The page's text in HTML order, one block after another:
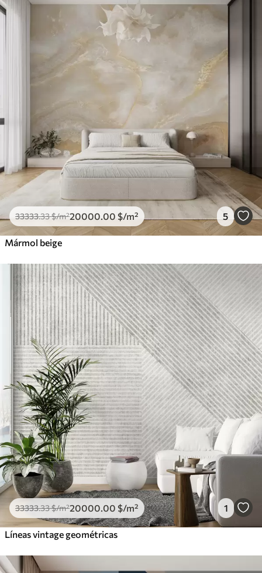
33333.33$/m²20000 .00 $/m² 5
Mármol beige
33333.33$/m²20000 .00 $/m² 1
Líneas vintage geométricas